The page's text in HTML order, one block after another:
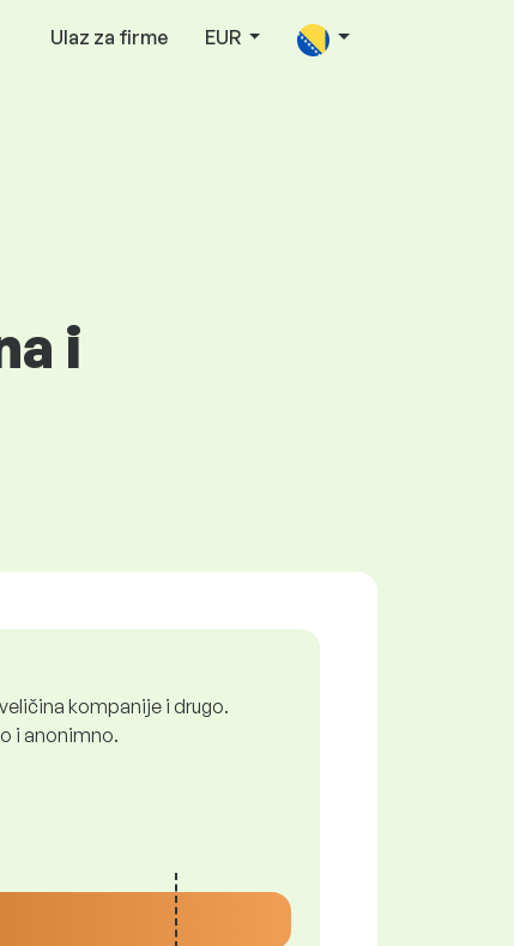
Ulaz za firme EUR
i
kompanije i drugo.
i anonimno.